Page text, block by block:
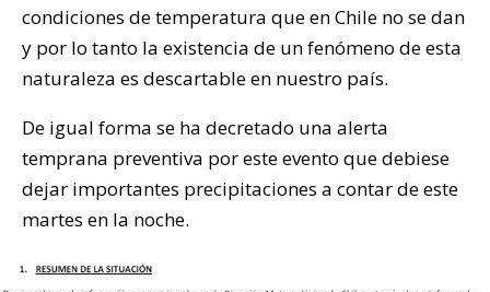
condiciones de temperatura que en Chile no se dan
y por lo tanto la existencia de un fenómeno de esta
naturaleza es descartable en nuestro país.
De igual forma se ha decretado una alerta
temprana preventiva por este evento que debiese
dejar importantes precipitaciones a contar de este
martes en la noche.